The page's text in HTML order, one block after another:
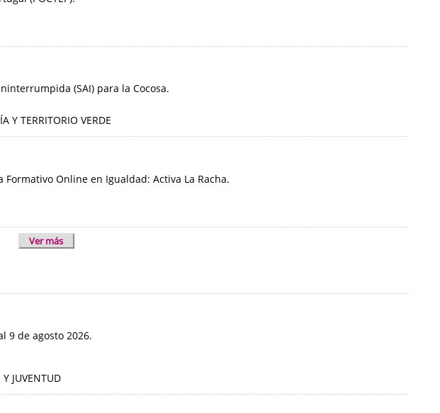
(SAI) para la Cocosa.
Y TERRITORIO VERDE
Online en Igualdad: Activa La Racha.
Ver más
9 de agosto 2026.
JUVENTUD